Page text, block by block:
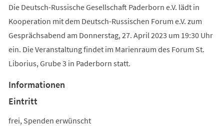
Die Deutsch-Russische Gesellschaft Paderborn e.V. lädt in
Kooperation mit dem Deutsch-Russischen Forum e.V. zum
Gesprächsabend am Donnerstag, 27. April 2023 um 19:30 Uhr
ein. Die Veranstaltung findet im Marienraum des Forum St.
Liborius, Grube 3 in Paderborn statt.
Informationen
Eintritt
frei, Spenden erwünscht